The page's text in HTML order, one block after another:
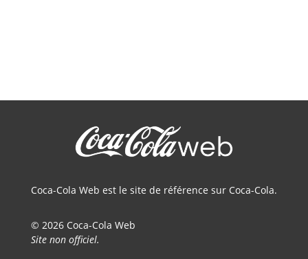
Coca-Cola Web est le site de référence sur Coca-Cola.
© 2026 Coca-Cola Web
Site non officiel.